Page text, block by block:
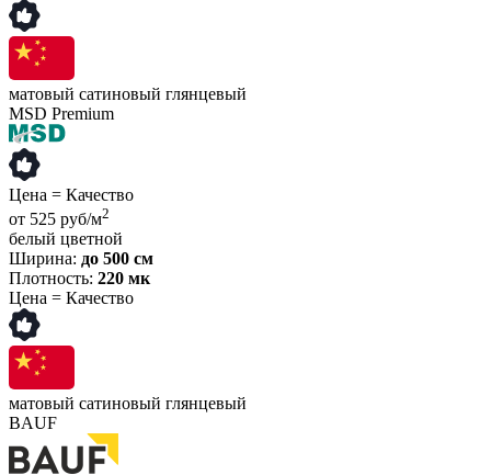
матовый сатиновый глянцевый
MSD Premium
Цена = Качество
от 525 руб/м2
белый цветной
Ширина: до 500 см
Плотность: 220 мк
Цена = Качество
матовый сатиновый глянцевый
BAUF